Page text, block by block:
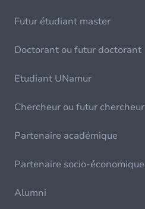
Futur étudiant master
Doctorant ou futur doctorant
Etudiant UNamur
Chercheur ou futur chercheur
Partenaire académique
Partenaire socio-économique
Alumni